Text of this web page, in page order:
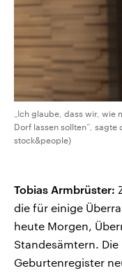
„Ich glaube, dass wir, wie
Dorf lassen sollten“,
stock&people)
Tobias Armbrüster:
die für einige
heute Morgen,
Standesämtern.
Geburtenregister